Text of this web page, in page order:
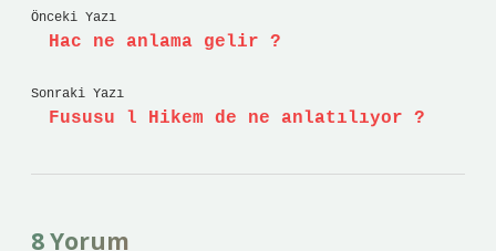
Önceki Yazı
Hac ne anlama gelir ?
Sonraki Yazı
Fususu l Hikem de ne anlatılıyor ?
8 Yorum